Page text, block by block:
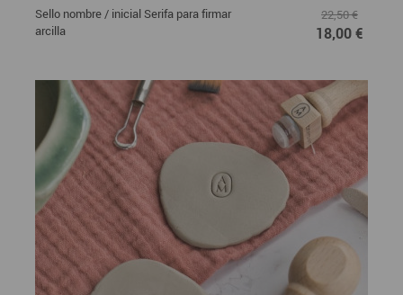
Sello nombre / inicial Serifa para firmar
arcilla
22,50 €
18,00 €